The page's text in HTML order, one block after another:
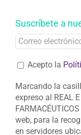
Suscríbete a
Acepto la
Marcando la
expreso al REAL
web, para la
en servidores